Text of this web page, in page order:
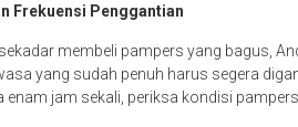
Frekuensi Penggantian
membeli pampers yang bagus,
yang sudah penuh harus segera
enam jam sekali, periksa kondisi